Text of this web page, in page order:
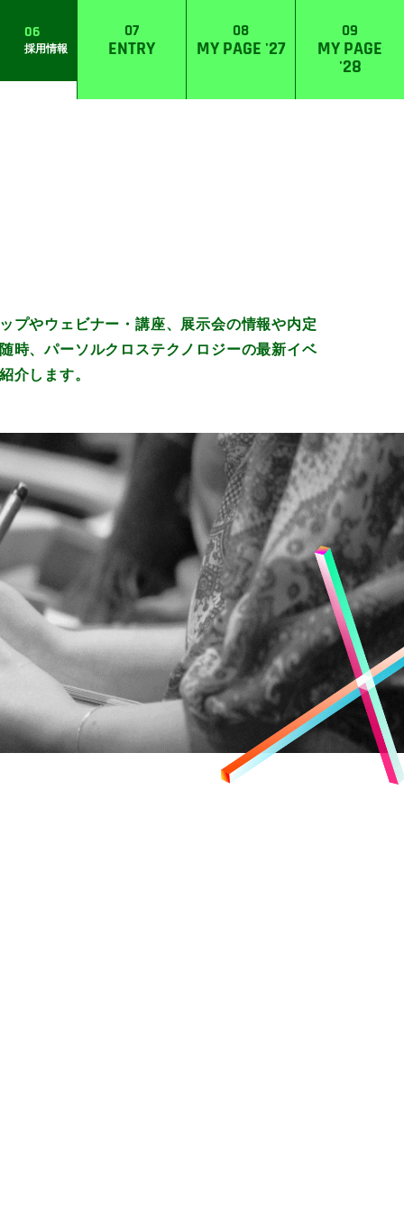
07
ENTRY
08
MY PAGE '27
09
MY PAGE
'28
06
採用情報
プやウェビナー・講座、展示会の情報や内定
時、パーソルクロステクノロジーの最新イベ
介します。